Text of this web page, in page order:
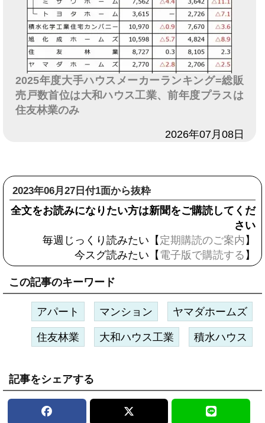
2025年度大手ハウスメーカーランキング=総販
売戸数首位は大和ハウス工業、前年度プラスは
住友林業のみ
2026年07月08日
2023年06月27日付1面から抜粋
全文をお読みになりたい方は新聞をご購読してくだ
さい
毎週じっくり読みたい【 定期購読のご案内 】
今スグ読みたい【 電子版で購読する 】
この記事のキーワード
アパート マンション ヤマダホームズ
住友林業 大和ハウス工業 積水ハウス
記事をシェアする